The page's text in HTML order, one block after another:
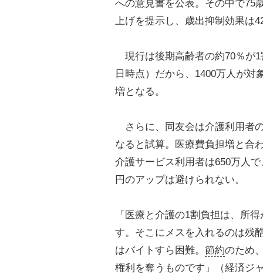
への意見書を公表。その中で75
上げを提示し、歳出抑制効果は
現行は後期高齢者の約70％が1
日時点）だから、1400万人が
増となる。
さらに、同友会は介護利用者
なると試算。医療費負担増と合
介護サービス利用者は650万人
円のアップは避けられない。
「医療と介護の1割負担は、所
す。そこにメスを入れるのは残
はバイトすら困難。 節約のため
権利を奪うものです」（経済ジ